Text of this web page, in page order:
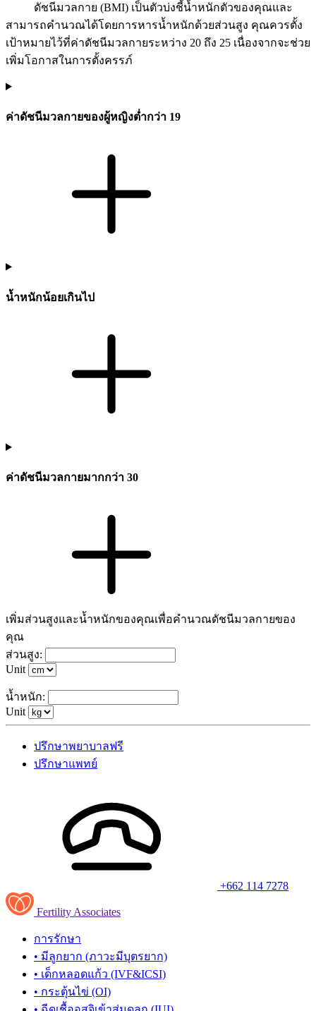
ดัชนีมวลกาย (BMI) เป็นตัวบ่งชี้น้ำหนักตัวของคุณและ
สามารถคำนวณได้โดยการหารน้ำหนักด้วยส่วนสูง คุณควรตั้ง
เป้าหมายไว้ที่ค่าดัชนีมวลกายระหว่าง 20 ถึง 25 เนื่องจากจะช่วย
เพิ่มโอกาสในการตั้งครรภ์
ค่าดัชนีมวลกายของผู้หญิงต่ำกว่า 19
น้ำหนักน้อยเกินไป
ค่าดัชนีมวลกายมากกว่า 30
เพิ่มส่วนสูงและน้ำหนักของคุณเพื่อคำนวณดัชนีมวลกายของ
คุณ
ส่วนสูง:
Unit
น้ำหนัก:
Unit
ปรึกษาพยาบาลฟรี
ปรึกษาแพทย์
+662 114 7278
Fertility Associates
การรักษา
• มีลูกยาก (ภาวะมีบุตรยาก)
• เด็กหลอดแก้ว (IVF&ICSI)
• กระตุ้นไข่ (OI)